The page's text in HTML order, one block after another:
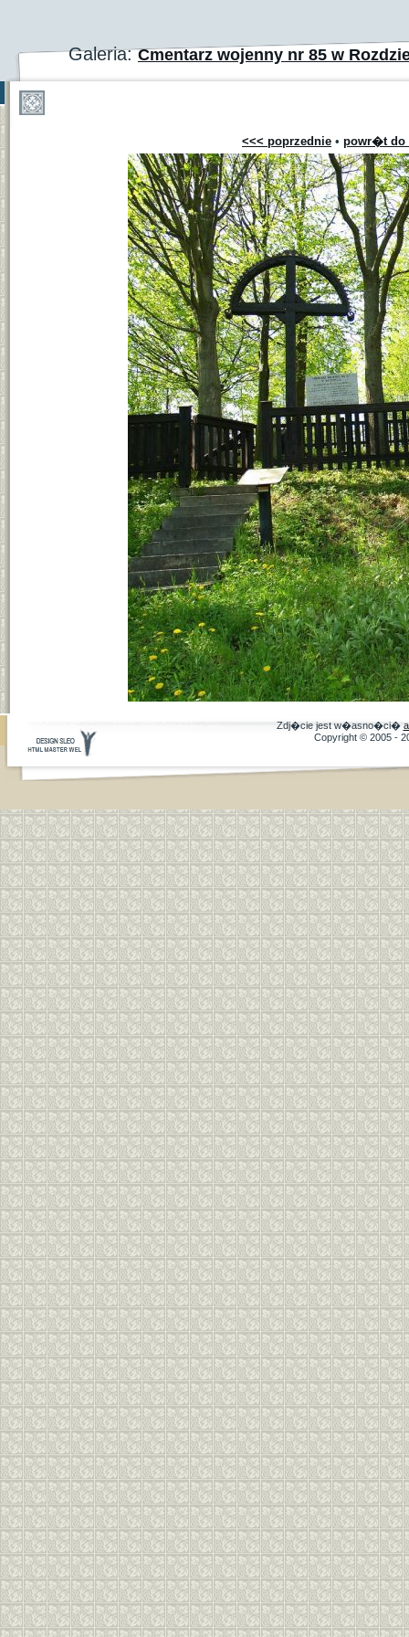
Galeria:Cmentarz wojenny nr 85 w
<<< poprzednie • powr�t do
Zdj�cie jest w�asno�ci�
Copyright © 2005 -